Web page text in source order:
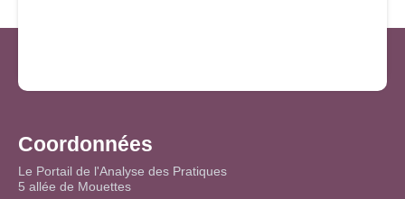
Coordonnées
Le Portail de l'Analyse des Pratiques
5 allée de Mouettes